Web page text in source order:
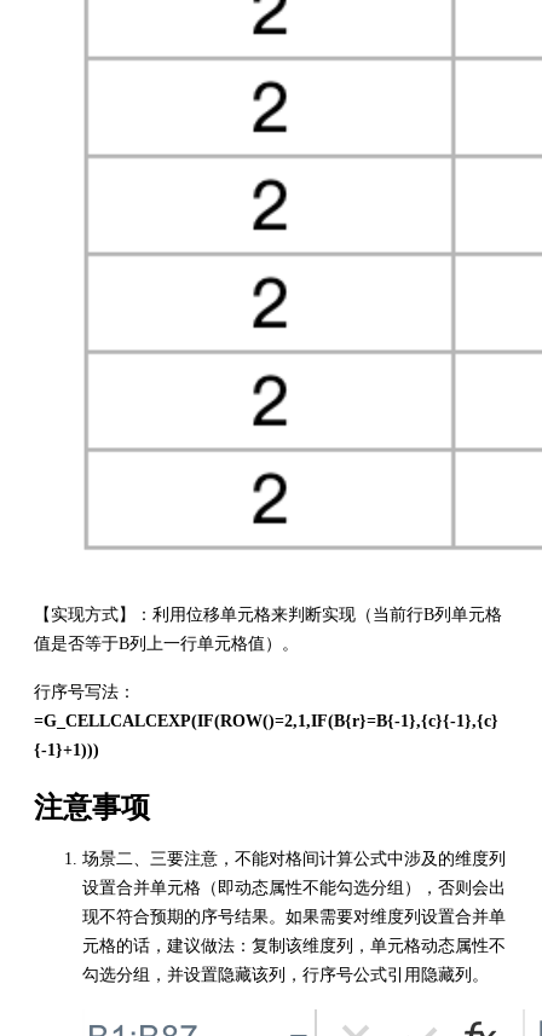
【实现方式】：利用位移单元格来判断实现（当前行B列单元格
值是否等于B列上一行单元格值）。
行序号写法：
=G_CELLCALCEXP(IF(ROW()=2,1,IF(B{r}=B{-1},{c}{-1},{c}
{-1}+1)))
注意事项
场景二、三要注意，不能对格间计算公式中涉及的维度列
设置合并单元格（即动态属性不能勾选分组），否则会出
现不符合预期的序号结果。如果需要对维度列设置合并单
元格的话，建议做法：复制该维度列，单元格动态属性不
勾选分组，并设置隐藏该列，行序号公式引用隐藏列。